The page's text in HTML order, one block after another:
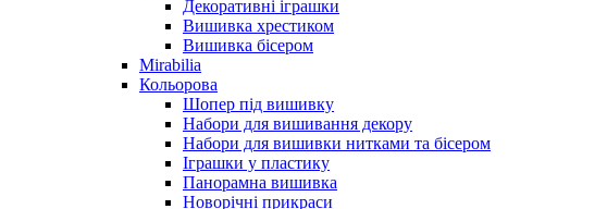
Декоративні іграшки
Вишивка хрестиком
Вишивка бісером
Mirabilia
Кольорова
Шопер під вишивку
Набори для вишивання декору
Набори для вишивки нитками та бісером
Іграшки у пластику
Панорамна вишивка
Новорічні прикраси